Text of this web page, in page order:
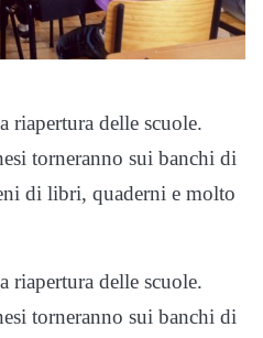
riapertura delle scuole.
torneranno sui banchi di
di libri, quaderni e molto
riapertura delle scuole.
torneranno sui banchi di